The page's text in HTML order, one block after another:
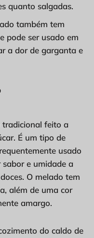
quanto salgadas.
também tem
pode ser usado em
a dor de garganta e
tradicional feito a
É um tipo de
usado
e umidade a
O melado tem
além de uma cor
amargo.
do caldo de